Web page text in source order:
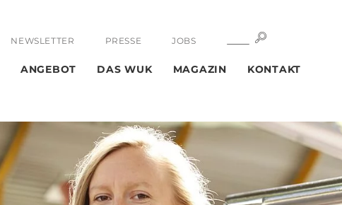
NEWSLETTER PRESSE JOBS SUCHE
ANGEBOT DAS WUK MAGAZIN KONTAKT